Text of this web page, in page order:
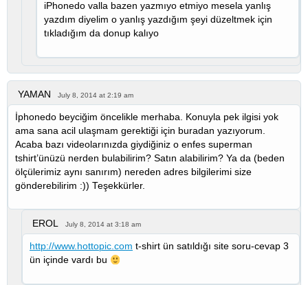
iPhonedo valla bazen yazmıyo etmiyo mesela yanlış
yazdım diyelim o yanlış yazdığım şeyi düzeltmek için
tıkladığım da donup kalıyo
YAMAN July 8, 2014 at 2:19 am
İphonedo beyciğim öncelikle merhaba. Konuyla pek ilgisi yok
ama sana acil ulaşmam gerektiği için buradan yazıyorum.
Acaba bazı videolarınızda giydiğiniz o enfes superman
tshirt’ünüzü nerden bulabilirim? Satın alabilirim? Ya da (beden
ölçülerimiz aynı sanırım) nereden adres bilgilerimi size
gönderebilirim :)) Teşekkürler.
EROL July 8, 2014 at 3:18 am
http://www.hottopic.com t-shirt ün satıldığı site soru-cevap 3
ün içinde vardı bu